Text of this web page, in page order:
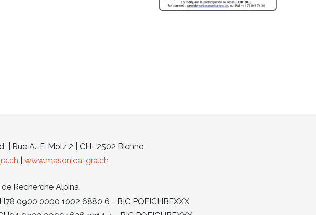
Rue A.-F. Molz 2 | CH- 2502 Bienne
www.masonica-gra.ch
Recherche Alpina
0900 0000 1002 6880 6 - BIC POFICHBEXXX